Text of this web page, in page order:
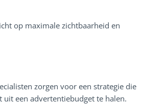
op maximale zichtbaarheid en
zorgen voor een strategie die
een advertentiebudget te halen.